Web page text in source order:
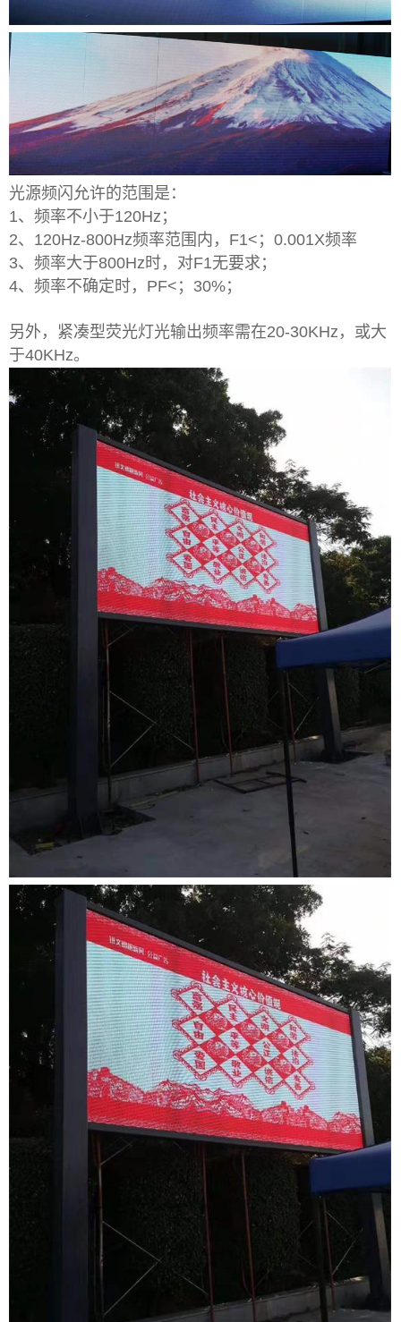
光源频闪允许的范围是：
1、频率不小于120Hz；
2、120Hz-800Hz频率范围内，F1<；0.001X频率
3、频率大于800Hz时，对F1无要求；
4、频率不确定时，PF<；30%；
另外，紧凑型荧光灯光输出频率需在20-30KHz，或大
于40KHz。